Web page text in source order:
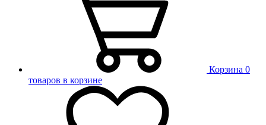
Корзина 0
товаров в корзине